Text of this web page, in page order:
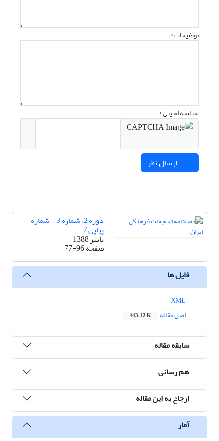
توضیحات *
شناسه امنیتی *
دوره 2، شماره 3 - شماره
پیاپی 7
پاییز 1388
صفحه77-96
فایل ها
اصل مقاله
443.12 K
سابقه مقاله
هم رسانی
ارجاع به این مقاله
آمار